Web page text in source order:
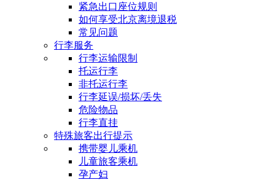
紧急出口座位规则
如何享受北京离境退税
常见问题
行李服务
行李运输限制
托运行李
非托运行李
行李延误/损坏/丢失
危险物品
行李直挂
特殊旅客出行提示
携带婴儿乘机
儿童旅客乘机
孕产妇